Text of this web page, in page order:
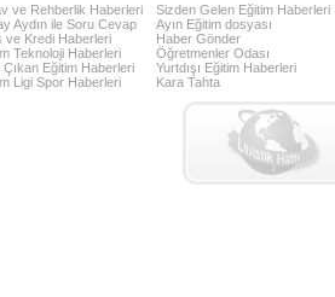
ve Rehberlik Haberleri
Aydın ile Soru Cevap
ve Kredi Haberleri
Teknoloji Haberleri
Çıkan Eğitim Haberleri
Ligi Spor Haberleri
Sizden Gelen Eğitim Haberleri
Ayın Eğitim dosyası
Haber Gönder
Öğretmenler Odası
Yurtdışı Eğitim Haberleri
Kara Tahta